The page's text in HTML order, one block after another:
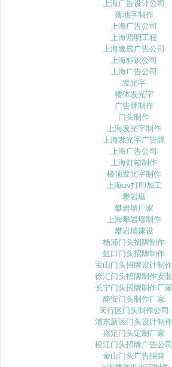
上海广告设计公司
落地字制作
上海广告公司
上海照明工程
上海逸晨广告公司
上海标识公司
上海广告公司
发光字
楼体发光字
广告牌制作
门头制作
上海发光字制作
上海发光字广告牌
上海广告公司
上海灯箱制作
楼顶发光字制作
上海uv打印加工
攀岩墙
攀岩墙厂家
上海攀岩墙制作
攀岩墙建设
杨浦门头招牌制作
虹口门头招牌制作
宝山门头招牌设计制作
徐汇门头招牌制作安装
长宁门头招牌制作厂家
静安门头制作厂家
闵行区门头制作公司
浦东新区门头设计制作
嘉定门头定制厂家
松江门头招牌广告公司
金山门头广告招牌